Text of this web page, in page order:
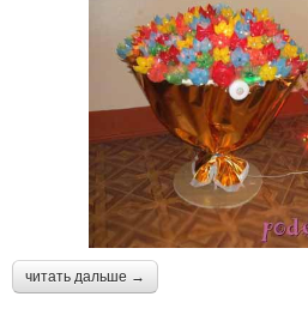
читать дальше →